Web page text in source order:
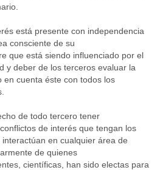
está presente con independencia
consciente de su
que está siendo influenciado por el
y deber de los terceros evaluar la
en cuenta éste con todos los
de todo tercero tener
de interés que tengan los
en cualquier área de
de quienes
científicas, han sido electas para